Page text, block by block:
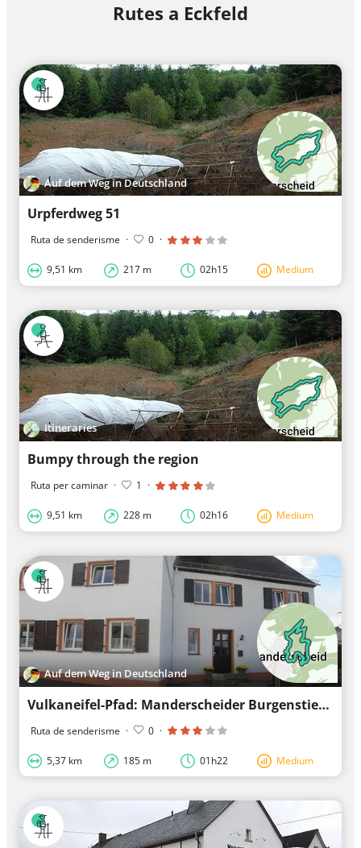
Rutes a Eckfeld
Auf dem Weg in Deutschland
Urpferdweg 51
Ruta de senderisme · 0 ·
9,51 km 217 m 02h15 Medium
Itineraries
Bumpy through the region
Ruta per caminar · 1 ·
9,51 km 228 m 02h16 Medium
Auf dem Weg in Deutschland
Vulkaneifel-Pfad: Manderscheider Burgenstieg
Ruta de senderisme · 0 ·
5,37 km 185 m 01h22 Medium